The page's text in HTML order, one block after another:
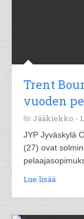
Trent
vuoden
Jääkiekko -
JYP Jyväskylä
(27) ovat
Lue lisää